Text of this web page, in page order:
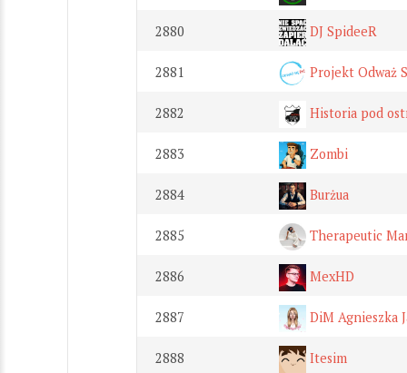
2880 DJ SpideeR
2881 Projekt Odważ
2882 Historia pod
2883 Zombi
2884 Burżua
2885 Therapeutic
2886 MexHD
2887 DiM Agnieszka
2888 Itesim